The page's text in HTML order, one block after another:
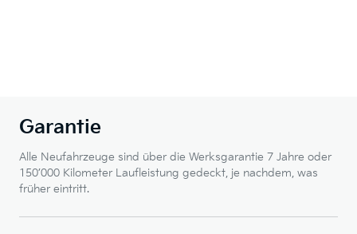
Garantie
Alle Neufahrzeuge sind über die Werksgarantie 7 Jahre oder
150’000 Kilometer Laufleistung gedeckt, je nachdem, was
früher eintritt.